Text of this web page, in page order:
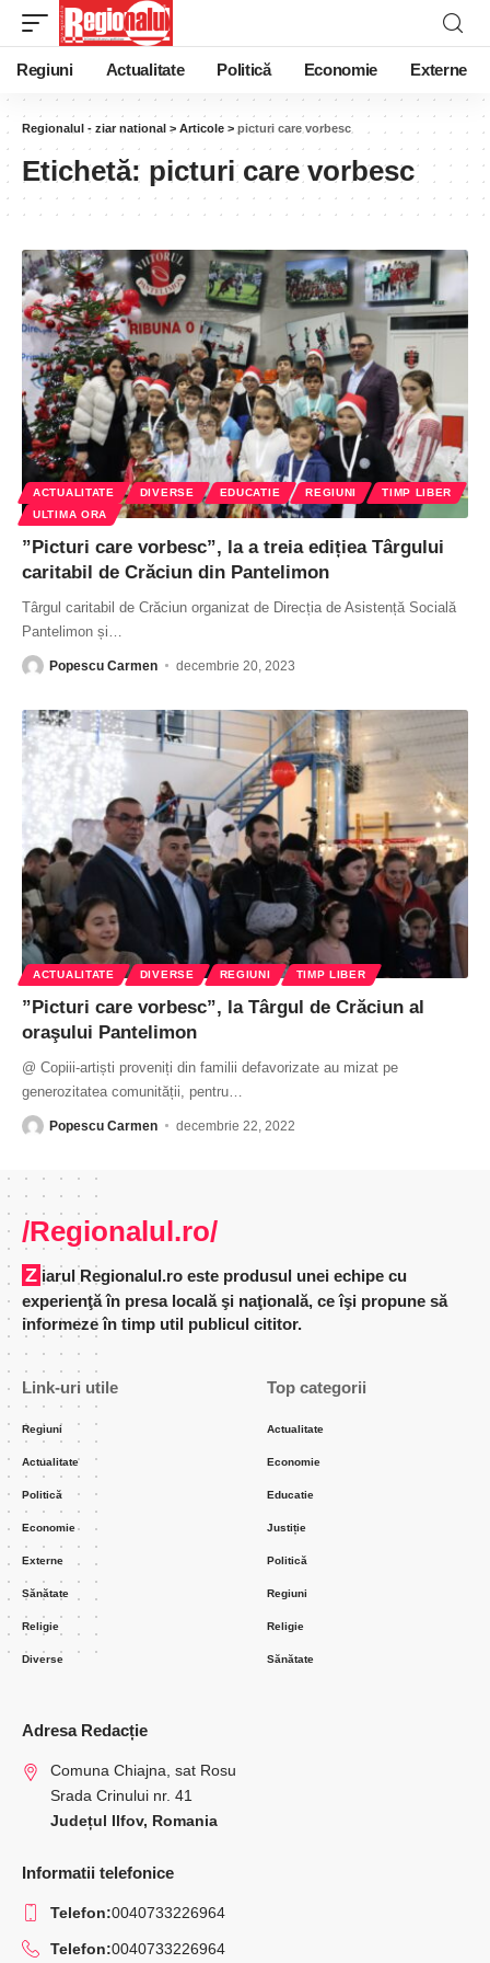
Regiuni Actualitate Politică Economie Externe
Regionalul - ziar national > Articole > picturi care vorbesc
Etichetă: picturi care vorbesc
ACTUALITATE DIVERSE EDUCATIE REGIUNI
TIMP LIBER
ULTIMA ORA
”Picturi care vorbesc”, la a treia edițiea Târgului
caritabil de Crăciun din Pantelimon
Târgul caritabil de Crăciun organizat de Direcția de Asistență Socială
Pantelimon și
Popescu Carmen decembrie 20, 2023
ACTUALITATE DIVERSE REGIUNI TIMP LIBER
”Picturi care vorbesc”, la Târgul de Crăciun al
oraşului Pantelimon
@ Copiii-artiști proveniți din familii defavorizate au mizat pe
generozitatea comunității, pentru
Popescu Carmen decembrie 22, 2022
/Regionalul.ro/
Ziarul Regionalul.ro este produsul unei echipe cu
experienţă în presa locală şi naţională, ce îşi propune să
informeze în timp util publicul cititor.
Link-uri utile
Regiuni
Actualitate
Politică
Economie
Externe
Sănătate
Religie
Diverse
Top categorii
Actualitate
Economie
Educatie
Justiție
Politică
Regiuni
Religie
Sănătate
Adresa Redacție
Comuna Chiajna, sat Rosu
Srada Crinului nr. 41
Județul Ilfov, Romania
Informatii telefonice
Telefon:0040733226964
Telefon:0040733226964